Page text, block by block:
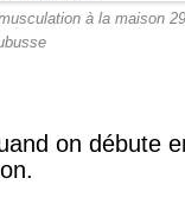
à la maison
on débute